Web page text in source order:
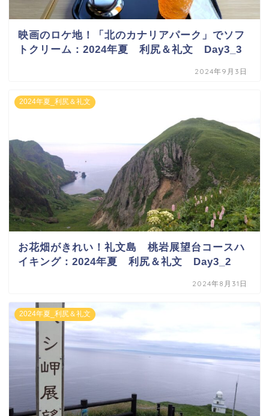
映画のロケ地！「北のカナリアパーク」でソフ
トクリーム：2024年夏 利尻＆礼文 Day3_3
2024年9月3日
2024年夏_利尻＆礼文
お花畑がきれい！礼文島 桃岩展望台コースハ
イキング：2024年夏 利尻＆礼文 Day3_2
2024年8月31日
2024年夏_利尻＆礼文